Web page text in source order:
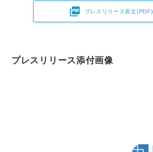
 プレスリリース原文(PDF)
プレスリリース添付画像